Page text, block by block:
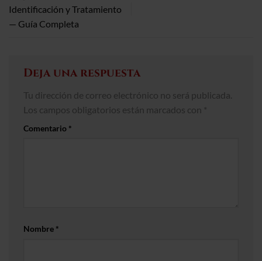
Identificación y Tratamiento
— Guía Completa
Deja una respuesta
Tu dirección de correo electrónico no será publicada.
Los campos obligatorios están marcados con *
Comentario *
Nombre *